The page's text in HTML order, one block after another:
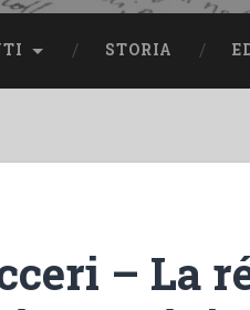
STORIA
– La